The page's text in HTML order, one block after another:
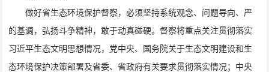
做好省生态环境保护督察，必须坚持系统观念、问题导向、严
的基调，弘扬斗争精神，敢于动真碰硬。督察将重点关注贯彻落实
习近平生态文明思想情况，党中央、国务院关于生态文明建设和生
态环境保护决策部署及省委、省政府有关要求贯彻落实情况；中央